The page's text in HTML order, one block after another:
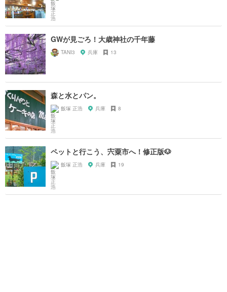
GWが見ごろ！大歳神社の千年藤
TANI3 兵庫 13
森と水とパン。
飯塚 正浩 兵庫 8
ペットと行こう、宍粟市へ！修正版🐶
飯塚 正浩 兵庫 19